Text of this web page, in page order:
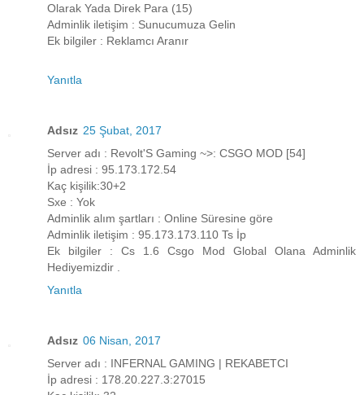
Olarak Yada Direk Para (15)
Adminlik iletişim : Sunucumuza Gelin
Ek bilgiler : Reklamcı Aranır
Yanıtla
Adsız 25 Şubat, 2017
Server adı : Revolt'S Gaming ~>: CSGO MOD [54]
İp adresi : 95.173.172.54
Kaç kişilik:30+2
Sxe : Yok
Adminlik alım şartları : Online Süresine göre
Adminlik iletişim : 95.173.173.110 Ts İp
Ek bilgiler : Cs 1.6 Csgo Mod Global Olana Adminlik
Hediyemizdir .
Yanıtla
Adsız 06 Nisan, 2017
Server adı : INFERNAL GAMING | REKABETCI
İp adresi : 178.20.227.3:27015